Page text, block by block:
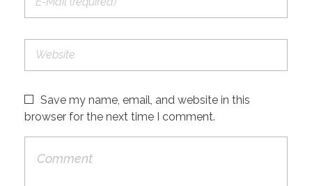
Save my name, email, and website in this
browser for the next time I comment.